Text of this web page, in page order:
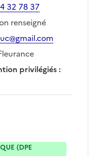
32 78 37
renseigné
privilégiés:
(DPE